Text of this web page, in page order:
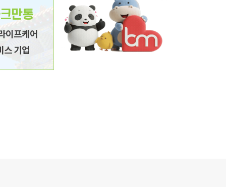
만통
이프케어
스 기업
템, 온오프라인
프리미엄 헬스케어 솔루션
줄기세포 배양 센터, 해외 의료 마
케팅
MSO 사업 (병원경영관리)